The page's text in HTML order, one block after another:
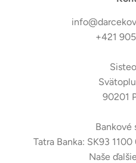
+421
90201
Bankové
Tatra Banka: SK93
Naše